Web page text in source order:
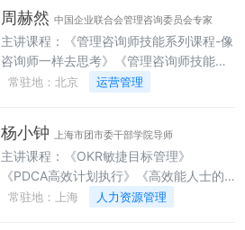
的执行与闭环管理》 《高水准的问题分析
与解决》
周赫然 中国企业联合会管理咨询委员会专家
主讲课程：《管理咨询师技能系列课程-像
咨询师一样去思考》《管理咨询师技能系
列课程-咨询诊断的艺术》《管理咨询师技
《问题分析与解决》、《企业培训体系设
计》《业务流程与管理制度优化》《组织
结构设计与改善》《岗位标准与胜任能
力》《数字化人力资源转型》《营销兵
常驻地：北京 运营管理
杨小钟 上海市团市委干部学院导师
主讲课程：《OKR敏捷目标管理》
《PDCA高效计划执行》《高效能人士的
时间管理》《打造卓越执行力》《闭环能
常驻地：上海 人力资源管理